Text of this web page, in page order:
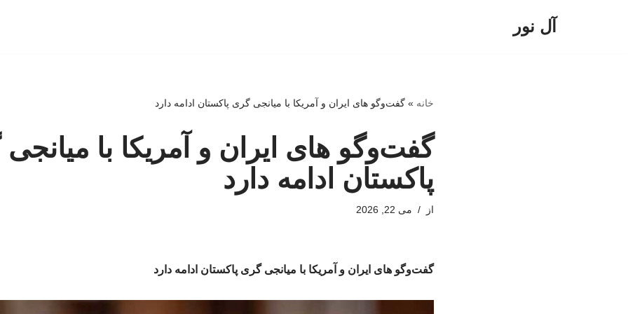
آل نور
خانه »گفت‌وگو های ایران و آمریکا با میانجی گری پاکستان ادامه دارد
گفت‌وگو های ایران و آمریکا با
پاکستان ادامه دارد
از می 22, 2026
گفت‌وگو های ایران و آمریکا با میانجی گری پاکستان ادامه دارد